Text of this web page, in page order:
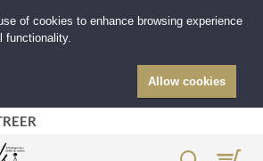
of cookies to enhance browsing experience
functionality.
Allow cookies